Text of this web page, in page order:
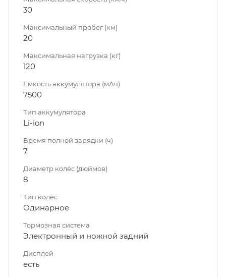
30
Максимальный пробег (км)
20
Максимальная нагрузка (кг)
120
Емкость аккумулятора (мАч)
7500
Тип аккумулятора
Li-ion
Время полной зарядки (ч)
7
Диаметр колёс (дюймов)
8
Тип колес
Одинарное
Тормозная система
Электронный и ножной задний
Дисплей
есть